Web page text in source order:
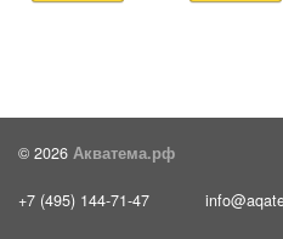
© 2026 Акватема.рф
+7 (495) 144-71-47